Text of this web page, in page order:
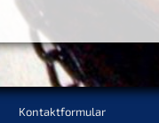
Kontaktformular